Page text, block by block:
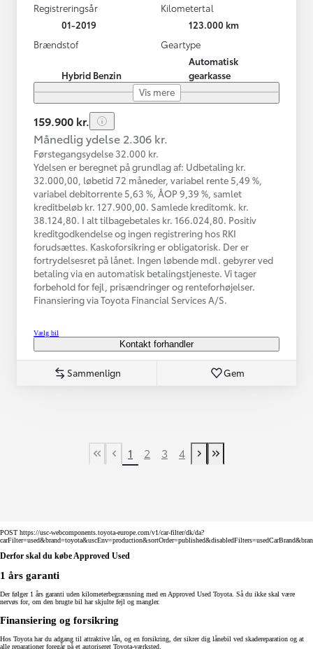
Registreringsår
01-2019
Kilometertal
123.000 km
Brændstof
Hybrid Benzin
Geartype
Automatisk
gearkasse
Vis mere
159.900 kr.
Månedlig ydelse 2.306 kr.
Førstegangsydelse 32.000 kr.
Ydelsen er beregnet på grundlag af: Udbetaling kr.
32.000,00, løbetid 72 måneder, variabel rente 5,49 %,
variabel debitorrente 5,63 %, ÅOP 9,39 %, samlet
kreditbeløb kr. 127.900,00. Samlede kreditomk. kr.
38.124,80. I alt tilbagebetales kr. 166.024,80. Positiv
kreditgodkendelse og ingen registrering hos RKI
forudsættes. Kaskoforsikring er obligatorisk. Der er
fortrydelsesret på lånet. Ingen løbende mdl. gebyrer ved
betaling via en automatisk betalingstjeneste. Vi tager
forbehold for fejl, prisændringer og renteforhøjelser.
Finansiering via Toyota Financial Services A/S.
Vælg bil
Kontakt forhandler
Sammenlign Gem
First Page
Tidligere side
1 2 3 4
Næste side
Last Page
POST https://usc-webcomponents.toyota-europe.com/v1/car-filter/dk/da?
Derfor skal du købe Approved Used
1 års garanti
Der følger 1 års garanti uden kilometerbegrænsning med en Approved Used Toyota. Så du ikke skal være
nervøs for, om den brugte bil har skjulte fejl og mangler.
Finansiering og forsikring
Hos Toyota har du adgang til attraktive lån, og en forsikring, der sikrer dig lånebil ved skadereparation og at
alle reparationer foregår på et autoriseret Toyota-værksted.